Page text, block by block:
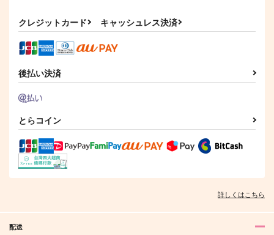
作品詳細 作品詳細
クレジットカード キャッシュレス決済
後払い決済
とらコイン
詳しくはこちら
配送